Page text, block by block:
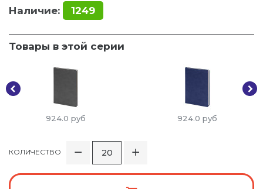
Наличие: 1249
Товары в этой серии
924.0 руб 924.0 руб
КОЛИЧЕСТВО